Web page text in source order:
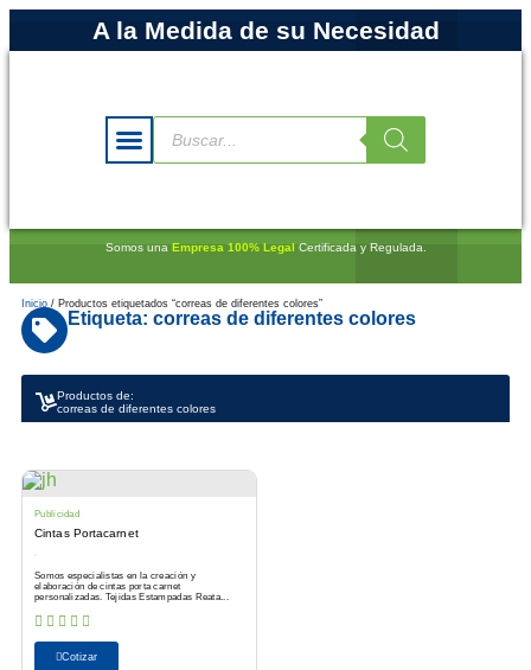
A la Medida de su Necesidad
Somos una Empresa 100% Legal Certificada y Regulada.
Inicio / Productos etiquetados “correas de diferentes colores”
Etiqueta: correas de diferentes colores
Productos de:
correas de diferentes colores
Publicidad
Cintas Portacarnet
Somos especialistas en la creación y
elaboración de cintas porta carnet
personalizadas. Tejidas Estampadas Reata...
Cotizar